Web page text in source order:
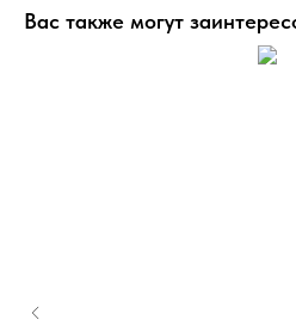
Вас также могут